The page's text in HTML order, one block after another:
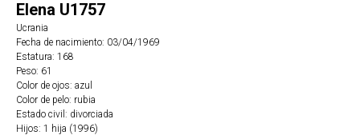
Elena U1757
Ucrania
Fecha de nacimiento: 03/04/1969
Estatura: 168
Peso: 61
Color de ojos: azul
Color de pelo: rubia
Estado civil: divorciada
Hijos: 1 hija (1996)